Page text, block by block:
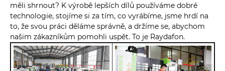
měli shrnout? K výrobě lepších dílů používáme dobré
technologie, stojíme si za tím, co vyrábíme, jsme hrdí na
to, že svou práci děláme správně, a držíme se, abychom
našim zákazníkům pomohli uspět. To je Raydafon.